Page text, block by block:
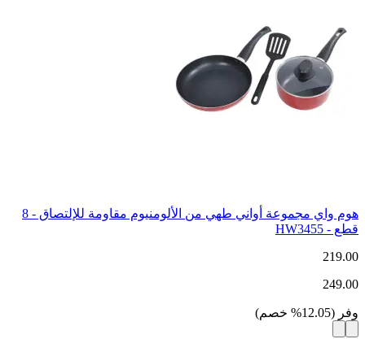
هوم واي مجموعة أواني طهي من الألومنيوم مقاومة للإلتصاق - 8
قطع - HW3455
219.00
249.00
وفر (
12.05
% خصم)